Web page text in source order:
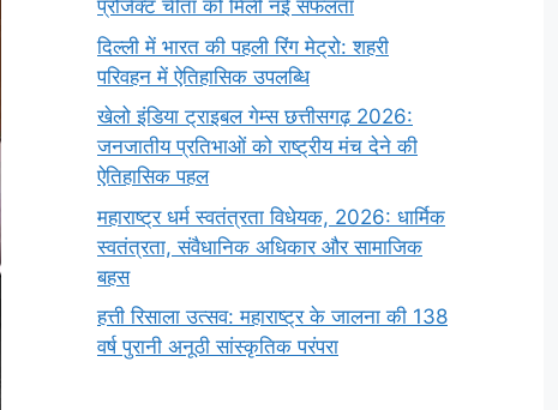
प्रोजेक्ट चीता को मिली नई सफलता
दिल्ली में भारत की पहली रिंग मेट्रो: शहरी
परिवहन में ऐतिहासिक उपलब्धि
खेलो इंडिया ट्राइबल गेम्स छत्तीसगढ़ 2026:
जनजातीय प्रतिभाओं को राष्ट्रीय मंच देने की
ऐतिहासिक पहल
महाराष्ट्र धर्म स्वतंत्रता विधेयक, 2026: धार्मिक
स्वतंत्रता, संवैधानिक अधिकार और सामाजिक
बहस
हत्ती रिसाला उत्सव: महाराष्ट्र के जालना की 138
वर्ष पुरानी अनूठी सांस्कृतिक परंपरा